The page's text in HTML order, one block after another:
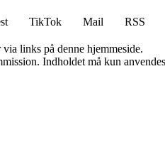
TikTok Mail
RSS
links på denne hjemmeside.
Indholdet må kun